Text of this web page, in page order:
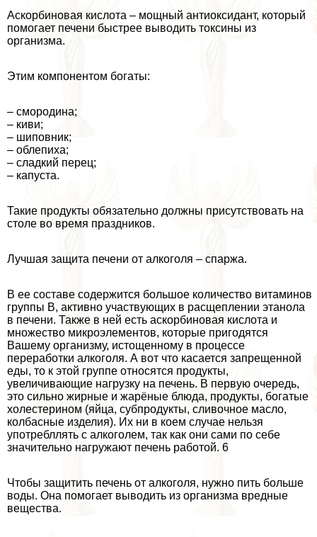
Аскорбиновая кислота – мощный антиоксидант, который
помогает печени быстрее выводить токсины из
организма.
Этим компонентом богаты:
– смородина;
– киви;
– шиповник;
– облепиха;
– сладкий перец;
– капуста.
Такие продукты обязательно должны присутствовать на
столе во время праздников.
Лучшая защита печени от алкоголя – спаржа.
В ее составе содержится большое количество витаминов
группы В, активно участвующих в расщеплении этанола
в печени. Также в ней есть аскорбиновая кислота и
множество микроэлементов, которые пригодятся
Вашему организму, истощенному в процессе
переработки алкоголя. А вот что касается запрещенной
еды, то к этой группе относятся продукты,
увеличивающие нагрузку на печень. В первую очередь,
это сильно жирные и жарёные блюда, продукты, богатые
холестерином (яйца, субпродукты, сливочное масло,
колбасные изделия). Их ни в коем случае нельзя
употрeбллять с алкоголем, так как они сами по себе
значительно нагружают печень работой. 6
Чтобы защитить печень от алкоголя, нужно пить больше
воды. Она помогает выводить из организма вредные
вещества.